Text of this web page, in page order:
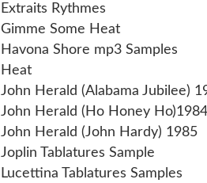
Extraits Rythmes
Gimme Some Heat
Havona Shore mp3 Samples
Heat
John Herald (Alabama Jubilee)
John Herald (Ho Honey Ho)1984
John Herald (John Hardy) 1985
Joplin Tablatures Sample
Lucettina Tablatures Samples